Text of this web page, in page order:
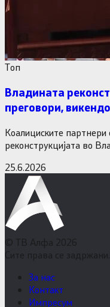
Tоп
Владината
преговори,
Коалициските
реконструкцијата во
25.6.2026
© ТВ Алфа 2026
Сите права се задржани.
За нас
Контакт
Импресум